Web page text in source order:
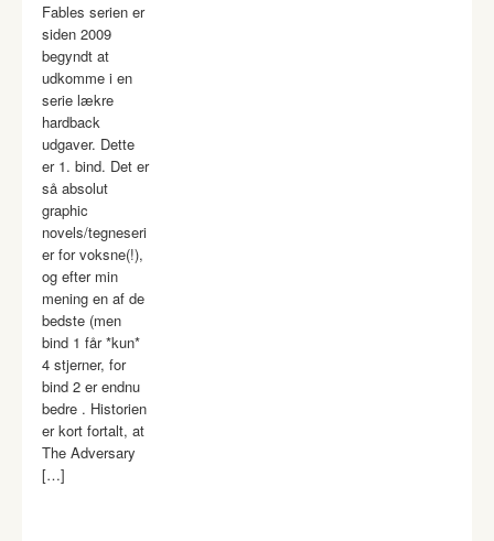
Fables serien er
siden 2009
begyndt at
udkomme i en
serie lækre
hardback
udgaver. Dette
er 1. bind. Det er
så absolut
graphic
novels/tegneseri
er for voksne(!),
og efter min
mening en af de
bedste (men
bind 1 får *kun*
4 stjerner, for
bind 2 er endnu
bedre . Historien
er kort fortalt, at
The Adversary
[…]